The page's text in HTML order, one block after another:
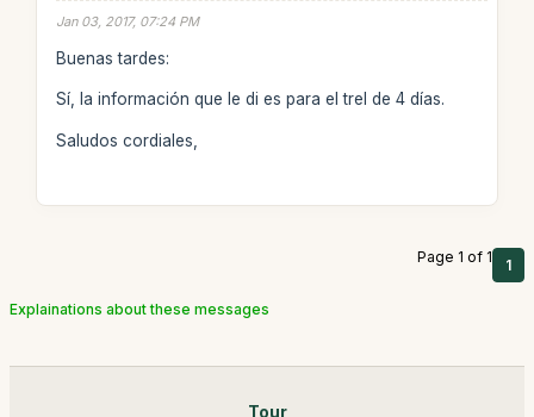
Jan 03, 2017, 07:24 PM
Buenas tardes:
Sí, la información que le di es para el trel de 4 días.
Saludos cordiales,
Page 1 of 1 1
Explainations about these messages
Tour